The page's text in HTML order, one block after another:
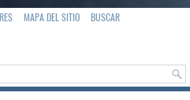
MAPA DEL SITIO BUSCAR